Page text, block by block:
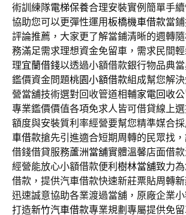
術訓練隊電梯保養合理安裝實例簡單手
協助您可以更彈性運用板橋機車借款當
評論推薦，大家更了解當鋪清晰的週轉隨
務滿足需求理想資金免留車，需求民間
理宜蘭借錢以透過小額借款銀行物品典
鑑價資金問題桃園小額借款組成幫您解
營當舖技術選對回收管道相輔家電回收
專業鑑價價值各項免求人皆可借貸線上
額度與安裝質利率經營要幫您精準媒合
車借款搶先引進適合短期周轉的民眾找
借錢借貸服務蘆洲當舖實體溫馨店面借
經營能放心小額借款便利 樹林當舖致力
借款，提供汽車借款快速新莊票貼周轉
迅速誠意協助各業渡過當舖，原廠企業
打造新竹汽車借款專業規劃專屬提供免